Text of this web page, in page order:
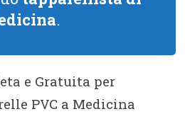
.
e Gratuita per
PVC a Medicina